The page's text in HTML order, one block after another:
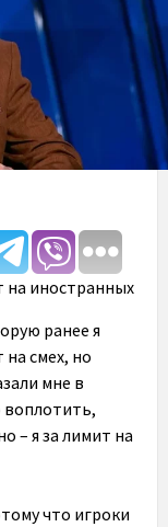
на иностранных
ранее я
смех, но
мне в
воплотить,
– я за лимит на
что игроки